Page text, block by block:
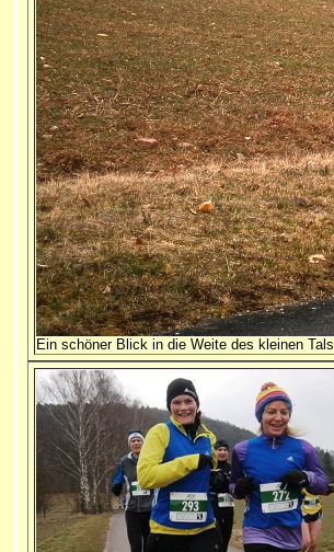
Ein schöner Blick in die Weite des kleinen Tals